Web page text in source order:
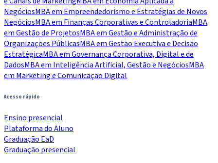
NegóciosMBA em Empreendedorismo e Estratégias de Novos
NegóciosMBA em Finanças Corporativas e ControladoriaMBA
em Gestão de ProjetosMBA em Gestão e Administração de
Organizações PúblicasMBA em Gestão Executiva e Decisão
EstratégicaMBA em Governança Corporativa, Digital e de
DadosMBA em Inteligência Artificial, Gestão e NegóciosMBA
em Marketing e Comunicação Digital
Acesso rápido
Ensino presencial
Plataforma do Aluno
Graduação EaD
Graduação presencial